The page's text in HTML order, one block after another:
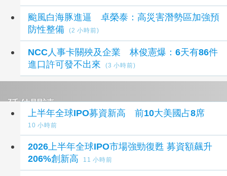
颱風白海豚進逼 卓榮泰：高災害潛勢區加強預
防性整備
(2 小時前)
NCC人事卡關殃及企業 林俊憲爆：6天有86件
進口許可發不出來
(3 小時前)
延伸閱讀
上半年全球IPO募資新高 前10大美國占8席
10 小時前
2026上半年全球IPO市場強勁復甦 募資額飆升
206%創新高
11 小時前